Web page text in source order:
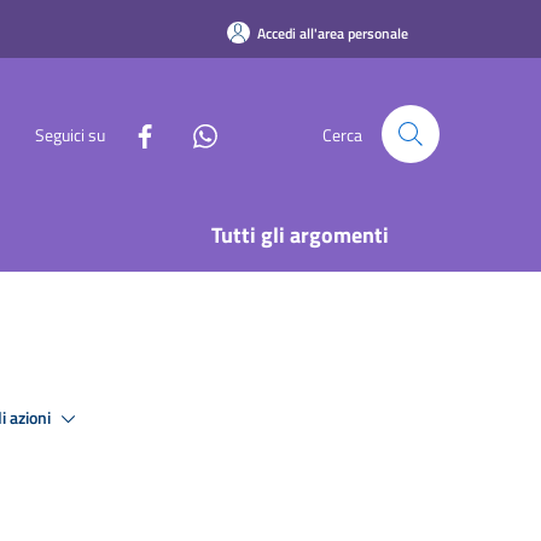
Accedi all'area personale
Seguici su Cerca
Tutti gli argomenti
azioni